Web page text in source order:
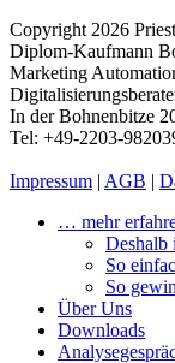
Copyright 2026
Diplom-Kaufmann
Marketing
In der Bohnenbitze
Tel: +49-2203-
Impressum | AGB |
… mehr
Deshalb
So
So
Über Uns
Downloads